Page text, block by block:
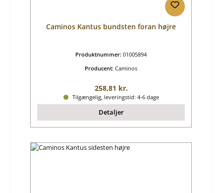
Caminos Kantus bundsten foran højre
Produktnummer: 01005894
Producent: Caminos
Almindelig pris:
258,81 kr.
Tilgængelig, leveringstid: 4-6 dage
Detaljer